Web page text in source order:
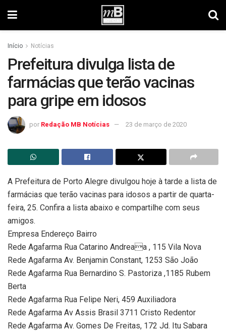
Início Notícias
Prefeitura divulga lista de
farmácias que terão vacinas
para gripe em idosos
por Redação MB Notícias 23 de março de 2020
A Prefeitura de Porto Alegre divulgou hoje à tarde a lista de
farmácias que terão vacinas para idosos a partir de quarta-
feira, 25. Confira a lista abaixo e compartilhe com seus
amigos.
Empresa Endereço Bairro
Rede Agafarma Rua Catarino Andreaa , 115 Vila Nova
Rede Agafarma Av. Benjamin Constant, 1253 São João
Rede Agafarma Rua Bernardino S. Pastoriza ,1185 Rubem
Berta
Rede Agafarma Rua Felipe Neri, 459 Auxiliadora
Rede Agafarma Av Assis Brasil 3711 Cristo Redentor
Rede Agafarma Av. Gomes De Freitas, 172 Jd. Itu Sabara